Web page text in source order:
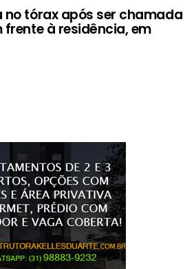
no tórax após ser chamada
frente à residência, em